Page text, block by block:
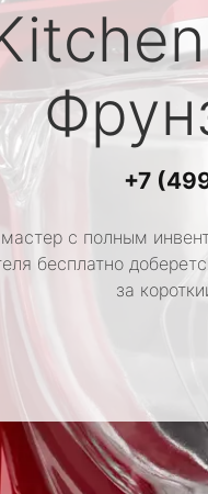
+7
с полным
бесплатно
за